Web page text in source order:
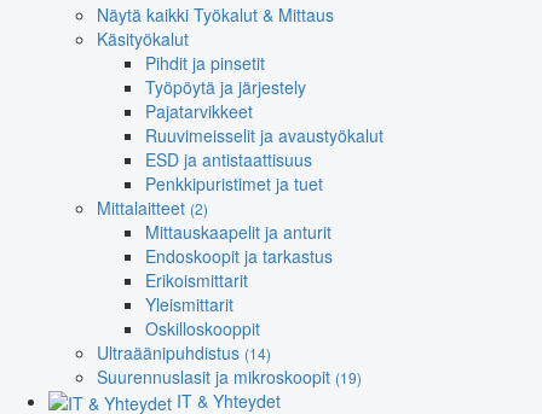
Näytä kaikki Työkalut & Mittaus
Käsityökalut
Pihdit ja pinsetit
Työpöytä ja järjestely
Pajatarvikkeet
Ruuvimeisselit ja avaustyökalut
ESD ja antistaattisuus
Penkkipuristimet ja tuet
Mittalaitteet (2)
Mittauskaapelit ja anturit
Endoskoopit ja tarkastus
Erikoismittarit
Yleismittarit
Oskilloskooppit
Ultraäänipuhdistus (14)
Suurennuslasit ja mikroskoopit (19)
IT & Yhteydet